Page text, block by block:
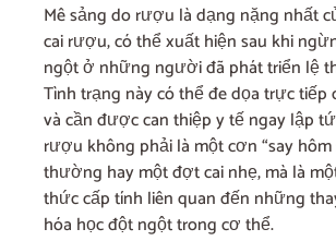
Mê sảng do rượu là dạng nặng nhất
cai rượu, có thể xuất hiện sau khi
ngột ở những người đã phát triển lệ
Tình trạng này có thể đe dọa trực tiếp
và cần được can thiệp y tế ngay lập
rượu không phải là một cơn “say hôm
thường hay một đợt cai nhẹ, mà là
thức cấp tính liên quan đến những
hóa học đột ngột trong cơ thể.